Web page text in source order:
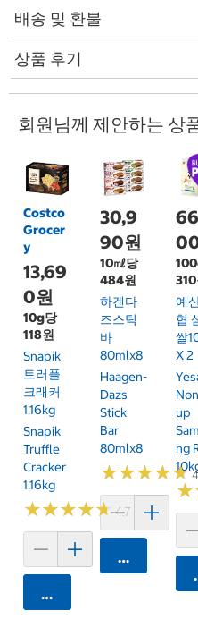
배송 및 환불
상품 후기
회원님께 제안하는 상
Costco
Grocer
y
13,69
0원
10g당
118원
Snapik
트러플
크래커
1.16kg
Snapik
Truffle
Cracker
1.16kg
★★★★★
★★★★★4.7 (159)
카트에 담기
30,9
90원
10㎖당
484원
하겐다
즈스틱
바
80mlx8
Haagen-
Dazs
Stick
Bar
80mlx8
★★★★★
★★★★★
카트에 담기
예
협
쌀
X 2
Up
Ng
★
★